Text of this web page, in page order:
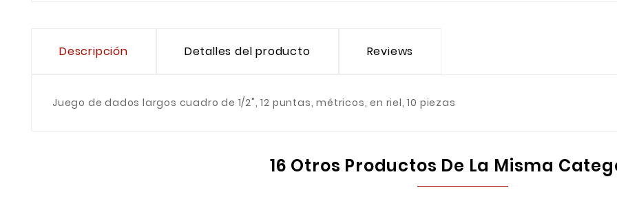
Descripción Detalles del producto Reviews
Juego de dados largos cuadro de 1/2", 12 puntas, métricos, en riel, 10 piezas
16 Otros Productos De La Misma